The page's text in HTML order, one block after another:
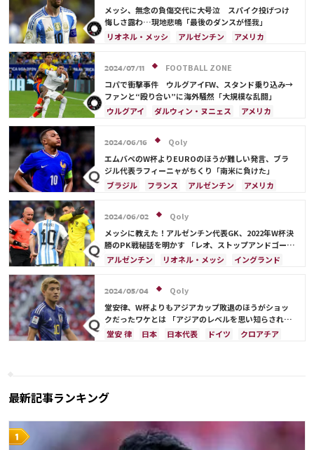
メッシ、無念の負傷交代に大号泣 スパイク投げつけ
悔しさ露わ…現地悲鳴「最後のダンスが怪我」
リオネル・メッシ
アルゼンチン
アメリカ
2024/07/11
FOOTBALL ZONE
コパで衝撃事件 ウルグアイFW、スタンド乗り込み→
ファンと“殴り合い”に海外騒然「大規模な乱闘」
ウルグアイ
ダルウィン・ヌニェス
アメリカ
2024/06/16
Qoly
エムバペのW杯よりEUROのほうが難しい発言、ブラ
ジル代表ラフィーニャがちくり「南米に負けた」
ブラジル
フランス アルゼンチン アメリカ
2024/06/02
Qoly
メッシに教えた！アルゼンチン代表GK、2022年W杯決
勝のPK戦秘話を明かす 「レオ、ストップアンドゴー
だ」
アルゼンチン リオネル・メッシ
イングランド
2024/05/04
Qoly
堂安律、W杯よりもアジアカップ敗退のほうがショッ
クだったワケとは 「アジアのレベルを思い知らされ
た」
堂安 律 日本 日本代表 ドイツ クロアチア
最新記事ランキング